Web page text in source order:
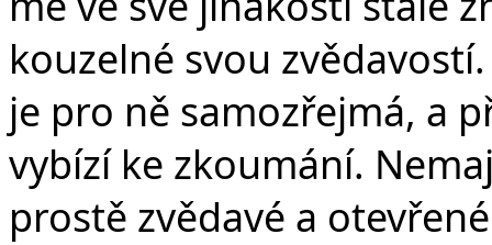
kouzelné svou
je pro ně samozřejmá, a
vybízí ke zkoumání.
prostě zvědavé a